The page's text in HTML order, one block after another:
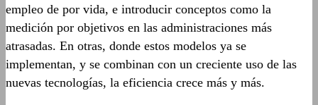
empleo de por vida, e introducir conceptos como la
medición por objetivos en las administraciones más
atrasadas. En otras, donde estos modelos ya se
implementan, y se combinan con un creciente uso de las
nuevas tecnologías, la eficiencia crece más y más.